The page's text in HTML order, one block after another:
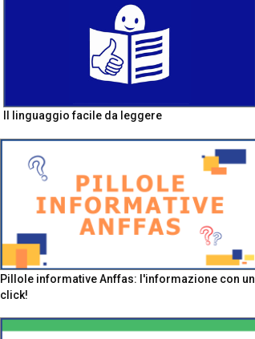
Il linguaggio facile da leggere
Pillole informative Anffas: l'informazione con un
click!